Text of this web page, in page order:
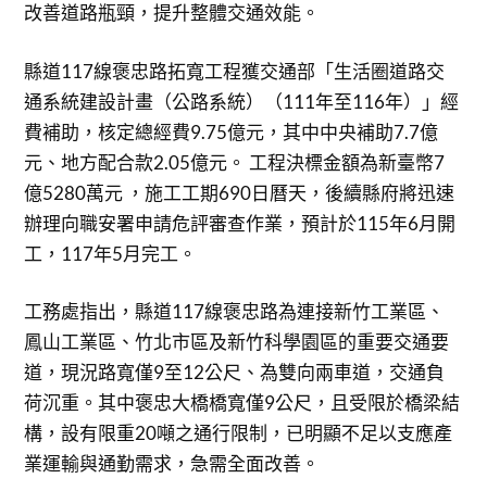
改善道路瓶頸，提升整體交通效能。
縣道117線褒忠路拓寬工程獲交通部「生活圈道路交
通系統建設計畫（公路系統）（111年至116年）」經
費補助，核定總經費9.75億元，其中中央補助7.7億
元、地方配合款2.05億元。 工程決標金額為新臺幣7
億5280萬元 ，施工工期690日曆天，後續縣府將迅速
辦理向職安署申請危評審查作業，預計於115年6月開
工，117年5月完工。
工務處指出，縣道117線褒忠路為連接新竹工業區、
鳳山工業區、竹北市區及新竹科學園區的重要交通要
道，現況路寬僅9至12公尺、為雙向兩車道，交通負
荷沉重。其中褒忠大橋橋寬僅9公尺，且受限於橋梁結
構，設有限重20噸之通行限制，已明顯不足以支應產
業運輸與通勤需求，急需全面改善。